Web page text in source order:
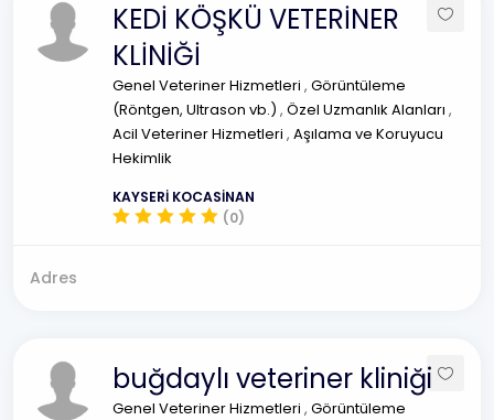
KEDİ KÖŞKÜ VETERİNER
KLİNİĞİ
Genel Veteriner Hizmetleri , Görüntüleme
(Röntgen, Ultrason vb.) , Özel Uzmanlık Alanları ,
Acil Veteriner Hizmetleri , Aşılama ve Koruyucu
Hekimlik
KAYSERİ KOCASİNAN
(0)
Adres
buğdaylı veteriner kliniği
Genel Veteriner Hizmetleri , Görüntüleme